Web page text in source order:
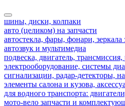
шины, диски, колпаки
авто (целиком) на запчасти
автостекла, фары, фонари, зеркала
автозвук и мультимедиа
подвеска, двигатель,
электрооборудование, системы
сигнализации, радар-детекторы,
элементы салона и кузова,
для водного транспорта:
мото-вело запчасти и